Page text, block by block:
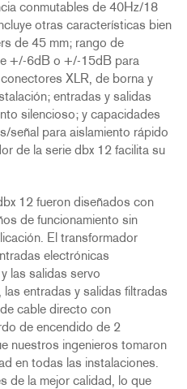
conmutables de 40Hz/18
otras características bien
de 45 mm; rango de
+/-6dB o +/-15dB para
XLR, de borna y
entradas y salidas
silencioso; y capacidades
señal para aislamiento rápido
de la serie dbx 12 facilita su
12 fueron diseñados con
de funcionamiento sin
El transformador
electrónicas
las salidas servo
entradas y salidas filtradas
cable directo con
de encendido de 2
nuestros ingenieros tomaron
en todas las instalaciones.
de la mejor calidad, lo que